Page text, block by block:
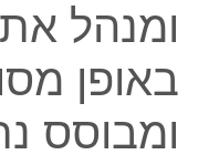
ומנהל
באופן
ומבוסס